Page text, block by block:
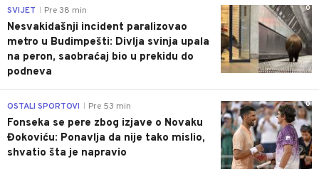
0
SVIJET Pre 38 min
Nesvakidašnji incident paralizovao
metro u Budimpešti: Divlja svinja upala
na peron, saobraćaj bio u prekidu do
podneva
0
OSTALI SPORTOVI Pre 53 min
Fonseka se pere zbog izjave o Novaku
Đokoviću: Ponavlja da nije tako mislio,
shvatio šta je napravio